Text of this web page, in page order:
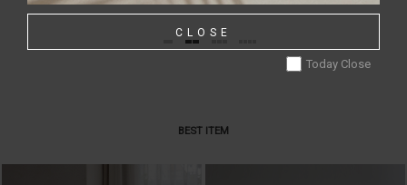
CLOSE
Today Close
BEST ITEM